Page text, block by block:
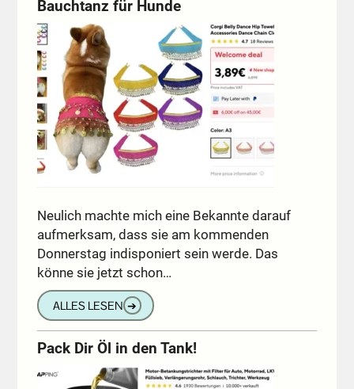
Bauchtanz für Hunde
Neulich machte mich eine Bekannte darauf
aufmerksam, dass sie am kommenden
Donnerstag indisponiert sein werde. Das
könne sie jetzt schon…
ALLES LESEN ➔
Pack Dir Öl in den Tank!